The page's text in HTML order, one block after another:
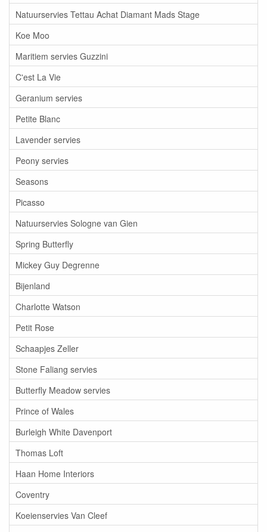
Natuurservies Tettau Achat Diamant Mads Stage
Koe Moo
Maritiem servies Guzzini
C'est La Vie
Geranium servies
Petite Blanc
Lavender servies
Peony servies
Seasons
Picasso
Natuurservies Sologne van Gien
Spring Butterfly
Mickey Guy Degrenne
Bijenland
Charlotte Watson
Petit Rose
Schaapjes Zeller
Stone Faliang servies
Butterfly Meadow servies
Prince of Wales
Burleigh White Davenport
Thomas Loft
Haan Home Interiors
Coventry
Koeienservies Van Cleef